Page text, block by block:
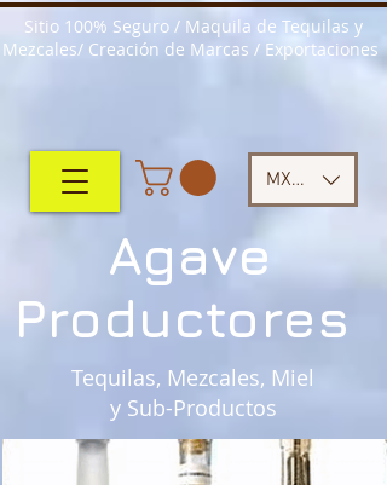
Sitio 100% Seguro / Maquila de Tequilas y
Mezcales/ Creación de Marcas / Exportaciones
MXN ($)
Agave
Productores
Tequilas, Mezcales, Miel
y Sub-Productos